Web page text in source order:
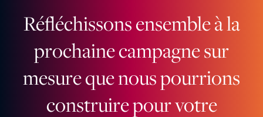
Réfléchissons ensemble à la
prochaine campagne sur
mesure que nous pourrions
construire pour votre